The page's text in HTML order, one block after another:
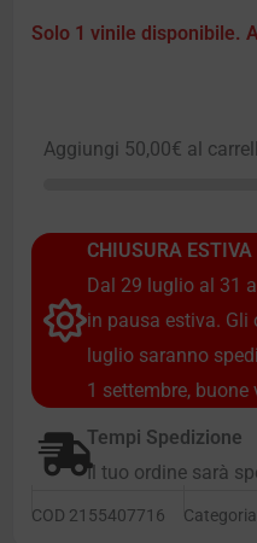
Solo 1 vinile disponibile.
Aggiungi 50,00€ al
CHIUSURA ESTIVA
Dal 29 luglio al 31
in pausa estiva. Gli
luglio saranno
1 settembre, buone
Tempi Spedizione
Il tuo ordine sarà
COD 2155407716 Categoria